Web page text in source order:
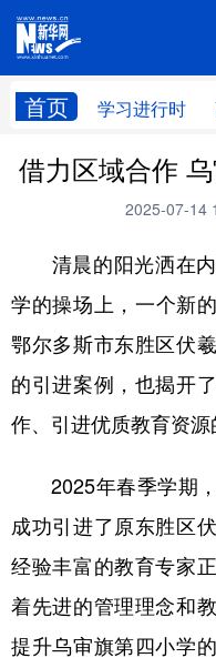
首页 学习进行时
学习进行时 高层
财经
台湾 思客智
科技 科创
文化 书画
访谈 视频
食品 人居
学术中国 乡村振
彩票 娱乐
借力区域合作
2025-07-14
清晨的阳光洒在内
学的操场上，一个新
鄂尔多斯市东胜区伏
的引进案例，也揭开
作、引进优质教育资源
2025年春季学期，
成功引进了原东胜区
经验丰富的教育专家
着先进的管理理念和
提升乌审旗第四小学